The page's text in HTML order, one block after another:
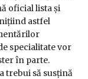
oficial lista și
astfel
specialitate vor
în parte.
trebui să susțină